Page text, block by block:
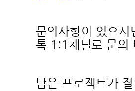
문의사항이 있으
톡 1:1채널로 문의
남은 프로젝트가